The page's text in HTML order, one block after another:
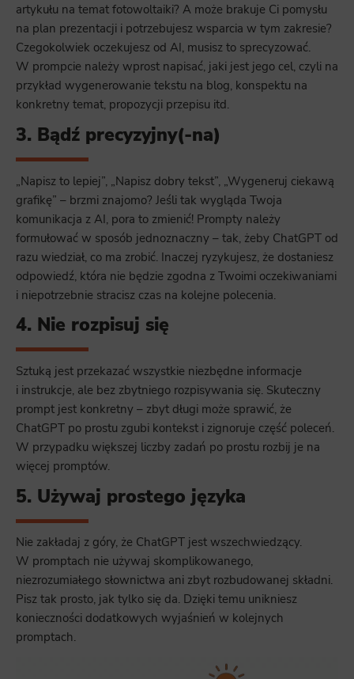
artykułu na temat fotowoltaiki? A może brakuje Ci pomysłu
na plan prezentacji i potrzebujesz wsparcia w tym zakresie?
Czegokolwiek oczekujesz od AI, musisz to sprecyzować.
W prompcie należy wprost napisać, jaki jest jego cel, czyli na
przykład wygenerowanie tekstu na blog, konspektu na
konkretny temat, propozycji przepisu itd.
3. Bądź precyzyjny(-na)
„Napisz to lepiej”, „Napisz dobry tekst”, „Wygeneruj ciekawą
grafikę” – brzmi znajomo? Jeśli tak wygląda Twoja
komunikacja z AI, pora to zmienić! Prompty należy
formułować w sposób jednoznaczny – tak, żeby ChatGPT od
razu wiedział, co ma zrobić. Inaczej ryzykujesz, że dostaniesz
odpowiedź, która nie będzie zgodna z Twoimi oczekiwaniami
i niepotrzebnie stracisz czas na kolejne polecenia.
4. Nie rozpisuj się
Sztuką jest przekazać wszystkie niezbędne informacje
i instrukcje, ale bez zbytniego rozpisywania się. Skuteczny
prompt jest konkretny – zbyt długi może sprawić, że
ChatGPT po prostu zgubi kontekst i zignoruje część poleceń.
W przypadku większej liczby zadań po prostu rozbij je na
więcej promptów.
5. Używaj prostego języka
Nie zakładaj z góry, że ChatGPT jest wszechwiedzący.
W promptach nie używaj skomplikowanego,
niezrozumiałego słownictwa ani zbyt rozbudowanej składni.
Pisz tak prosto, jak tylko się da. Dzięki temu unikniesz
konieczności dodatkowych wyjaśnień w kolejnych
promptach.